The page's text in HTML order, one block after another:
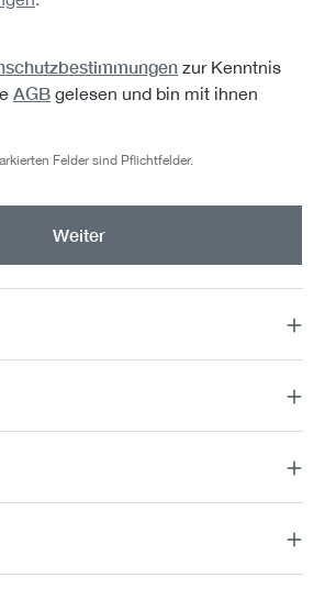
zur Kenntnis
AGB gelesen und bin mit ihnen
Felder sind Pflichtfelder.
Weiter